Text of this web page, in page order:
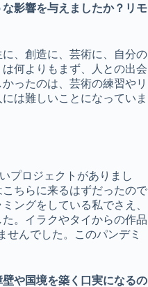
影響を与えましたか？リモ
、創造に、芸術に、自分の
何よりもまず、人との出会
ったのは、芸術の練習やリ
は難しいことになっていま
プロジェクトがありまし
ちらに来るはずだったので
ングをしている私でさえ、
。イラクやタイからの作品
せんでした。このパンデミ
や国境を築く口実になるの